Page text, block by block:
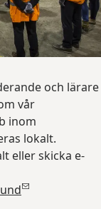
och lärare
vår
inom
lokalt.
eller skicka e-